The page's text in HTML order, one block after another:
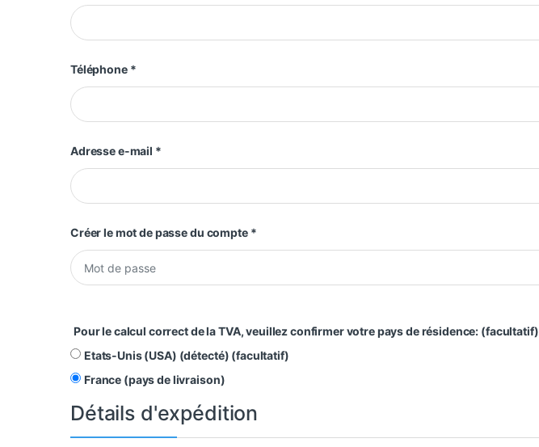
Téléphone *
Adresse e-mail *
Créer le mot de passe du compte *
Pour le calcul correct de la TVA, veuillez confirmer votre pays de résidence: (facultatif)
Etats-Unis (USA) (détecté) (facultatif)
France (pays de livraison)
Détails d'expédition